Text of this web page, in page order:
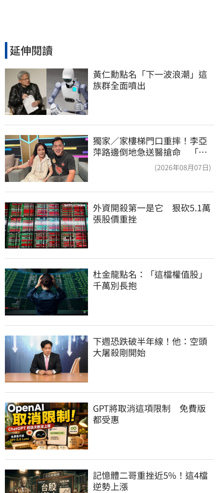
延伸閱讀
黃仁勳點名「下一波浪潮」這
族群全面噴出
獨家／家樓梯門口重摔！李亞
萍路邊倒地急送醫搶命 「最
(2026年08月07日)
外資開殺第一是它　狠砍5.1萬
張股價重挫
杜金龍點名：「這檔權值股」
千萬別長抱
下週恐跌破半年線！他：空頭
大屠殺剛開始
GPT將取消這項限制　免費版
都受惠
記憶體二哥重挫近5%！這4檔
逆勢上漲